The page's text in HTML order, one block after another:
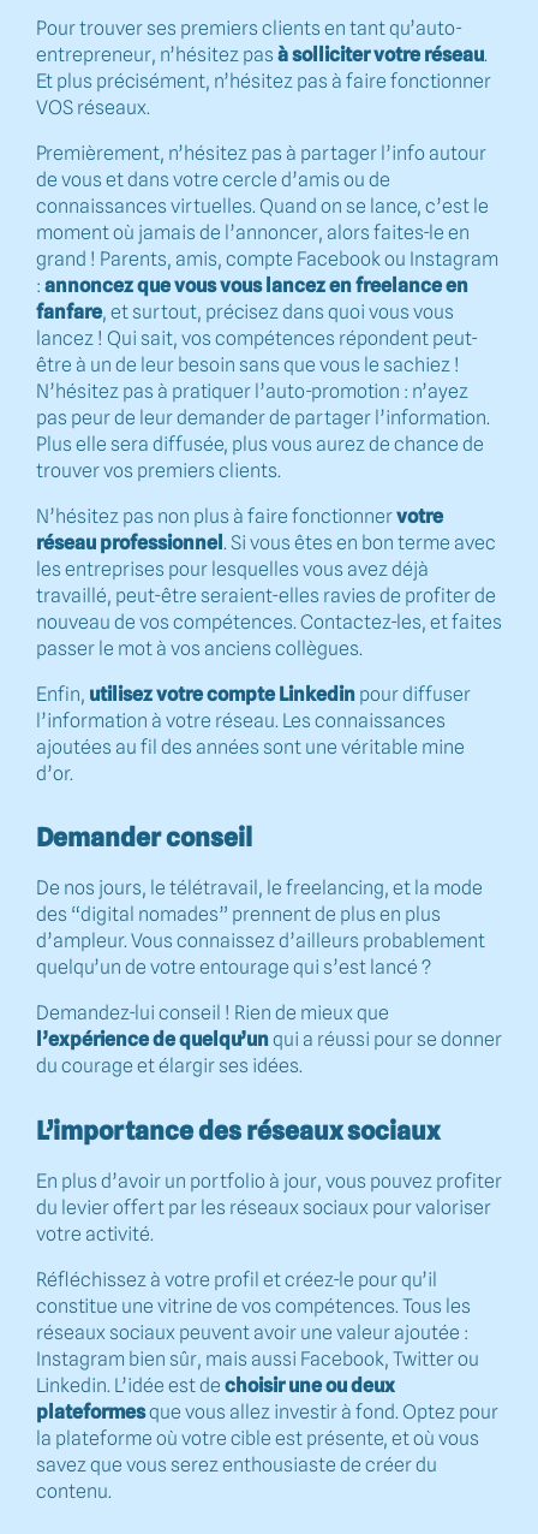
Pour trouver ses premiers clients en tant qu’auto-
entrepreneur, n’hésitez pas à solliciter votre réseau.
Et plus précisément, n’hésitez pas à faire fonctionner
VOS réseaux.
Premièrement, n’hésitez pas à partager l’info autour
de vous et dans votre cercle d’amis ou de
connaissances virtuelles. Quand on se lance, c’est le
moment où jamais de l’annoncer, alors faites-le en
grand ! Parents, amis, compte Facebook ou Instagram
: annoncez que vous vous lancez en freelance en
fanfare, et surtout, précisez dans quoi vous vous
lancez ! Qui sait, vos compétences répondent peut-
être à un de leur besoin sans que vous le sachiez !
N’hésitez pas à pratiquer l’auto-promotion : n’ayez
pas peur de leur demander de partager l’information.
Plus elle sera diffusée, plus vous aurez de chance de
trouver vos premiers clients.
N’hésitez pas non plus à faire fonctionnervotre
réseau professionnel . Si vous êtes en bon terme avec
les entreprises pour lesquelles vous avez déjà
travaillé, peut-être seraient-elles ravies de profiter de
nouveau de vos compétences. Contactez-les, et faites
passer le mot à vos anciens collègues.
Enfin, utilisez votre compte Linkedin pour diffuser
l’information à votre réseau. Les connaissances
ajoutées au fil des années sont une véritable mine
d’or.
Demander conseil
De nos jours, le télétravail, le freelancing, et la mode
des “digital nomades” prennent de plus en plus
d’ampleur. Vous connaissez d’ailleurs probablement
quelqu’un de votre entourage qui s’est lancé ?
Demandez-lui conseil ! Rien de mieux que
l’expérience de quelqu’unqui a réussi pour se donner
du courage et élargir ses idées.
L’importance des réseaux sociaux
En plus d’avoir un portfolio à jour, vous pouvez profiter
du levier offert par les réseaux sociaux pour valoriser
votre activité.
Réfléchissez à votre profil et créez-le pour qu’il
constitue une vitrine de vos compétences. Tous les
réseaux sociaux peuvent avoir une valeur ajoutée :
Instagram bien sûr, mais aussi Facebook, Twitter ou
Linkedin. L’idée est de choisir une ou deux
plateformesque vous allez investir à fond. Optez pour
la plateforme où votre cible est présente, et où vous
savez que vous serez enthousiaste de créer du
contenu.